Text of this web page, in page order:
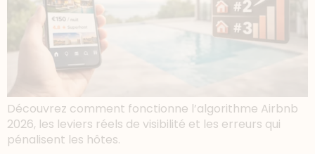
Découvrez comment fonctionne l’algorithme Airbnb
2026, les leviers réels de visibilité et les erreurs qui
pénalisent les hôtes.